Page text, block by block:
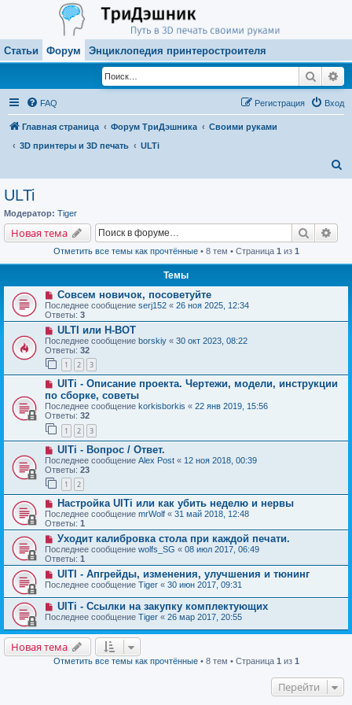
Статьи Форум Энциклопедия принтеростроителя
Поиск
FAQ Вход
Регистрация
Главная страница Форум ТриДэшника
Своими руками
3D принтеры и 3D печать
ULTi
ULTi
Модератор: Tiger
Новая тема Поиск
Отметить все темы как прочтённые• 8 тем • Страница 1 из 1
Темы
Совсем новичок, посоветуйте
Последнее сообщение serj152 « 26 ноя 2025, 12:34
Ответы: 3
ULTI или H-BOT
Последнее сообщение borskiy « 30 окт 2023, 08:22
Ответы: 32
1 2 3
UlTi - Описание проекта. Чертежи, модели, инструкции
по сборке, советы
Последнее сообщение korkisborkis « 22 янв 2019, 15:56
Ответы: 32
1 2 3
UlTi - Вопрос / Ответ.
Последнее сообщение Alex Post « 12 ноя 2018, 00:39
Ответы: 23
1 2
Настройка UlTi или как убить неделю и нервы
Последнее сообщение mrWolf « 31 май 2018, 12:48
Ответы: 1
Уходит калибровка стола при каждой печати.
Последнее сообщение wolfs_SG « 08 июл 2017, 06:49
Ответы: 1
UlTI - Апгрейды, изменения, улучшения и тюнинг
Последнее сообщение Tiger « 30 июн 2017, 09:31
UlTi - Cсылки на закупку комплектующих
Последнее сообщение Tiger « 26 мар 2017, 20:55
Новая тема
Отметить все темы как прочтённые• 8 тем • Страница 1из 1
Перейти